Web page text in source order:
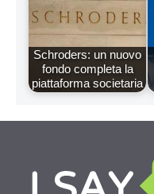
Schroders: un nuovo
fondo completa la
piattaforma societaria